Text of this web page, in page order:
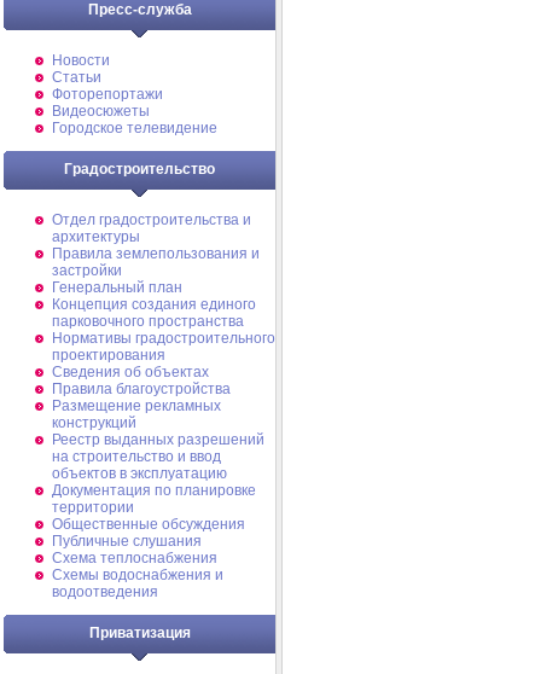
Пресс-служба
Новости
Статьи
Фоторепортажи
Видеосюжеты
Городское телевидение
Градостроительство
Отдел градостроительства и
архитектуры
Правила землепользования и
застройки
Генеральный план
Концепция создания единого
парковочного пространства
Нормативы градостроительного
проектирования
Сведения об объектах
Правила благоустройства
Размещение рекламных
конструкций
Реестр выданных разрешений
на строительство и ввод
объектов в эксплуатацию
Документация по планировке
территории
Общественные обсуждения
Публичные слушания
Схема теплоснабжения
Схемы водоснабжения и
водоотведения
Приватизация